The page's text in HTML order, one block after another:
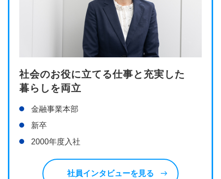
社会のお役に立てる仕事と充実した
暮らしを両立
金融事業本部
新卒
2000年度入社
社員インタビューを見る east